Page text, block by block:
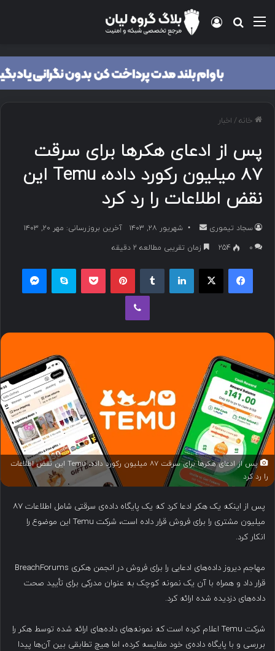
منو جستجو برای
ورود
خانه/ اخبار
پس از ادعای هکرها برای سرقت
۸۷ میلیون رکورد داده، Temu این
نقض اطلاعات را رد کرد
سجاد تیموری
ا
ا
ل
شهریور ۲۸, ۱۴۰۳
آخرین بروزرسانی: مهر ۲۰, ۱۴۰۳
۰
254 زمان تقریبی مطالعه 2 دقیقه
فیسبوک ایکس لینکداین پینتریست پاکت اسکایپ
وایبر
پس از ادعای هکرها برای سرقت ۸۷ میلیون رکورد داده، Temu این نقض اطلاعات
را رد کرد
پس از اینکه یک هکر ادعا کرد که یک پایگاه داده‌ی سرقتی شامل اطلاعات ۸۷
میلیون مشتری را برای فروش قرار داده است، شرکت Temu این موضوع را
انکار کرد.
مهاجم دیروز داده‌های ادعایی را برای فروش در انجمن هکری BreachForums
قرار داد و همراه با آن یک نمونه کوچک به عنوان مدرکی برای تأیید صحت
داده‌های دزدیده شده ارائه کرد.
شرکت Temu اعلام کرده است که نمونه‌های داده‌های ارائه شده توسط هکر را
بررسی و با پایگاه داده‌ی خود مقایسه کرده، اما هیچ تطابقی بین آن‌ها پیدا